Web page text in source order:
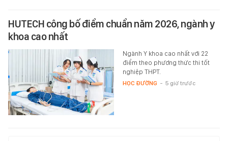
HUTECH công bố điểm chuẩn năm 2026, ngành y
khoa cao nhất
Ngành Y khoa cao nhất với 22
điểm theo phương thức thi tốt
nghiệp THPT.
HỌC ĐƯỜNG - 5 giờ trước